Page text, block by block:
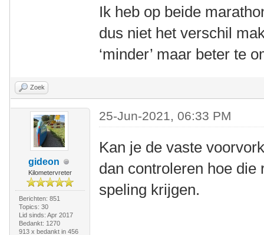
Ik heb op beide
dus niet het verschil
‘minder’ maar beter te
Zoek
gideon
Kilometervreter
Berichten: 851
Topics: 30
Lid sinds: Apr 2017
Bedankt: 1270
913 x bedankt in 456
25-Jun-2021, 06:33 PM
Kan je de vaste
dan controleren hoe
speling krijgen.